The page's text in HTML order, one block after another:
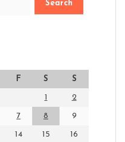
F S S
1 2
7 8 9
14 15 16